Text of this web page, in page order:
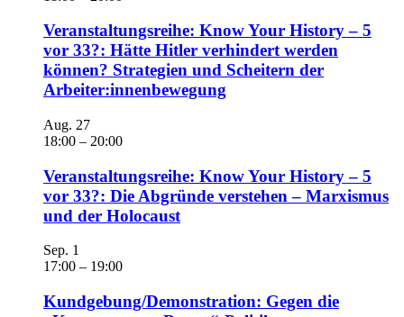
Veranstaltungsreihe: Know Your History – 5
vor 33?: Hätte Hitler verhindert werden
können? Strategien und Scheitern der
Arbeiter:innenbewegung
Aug. 27
18:00 – 20:00
Veranstaltungsreihe: Know Your History – 5
vor 33?: Die Abgründe verstehen – Marxismus
und der Holocaust
Sep. 1
17:00 – 19:00
Kundgebung/Demonstration: Gegen die